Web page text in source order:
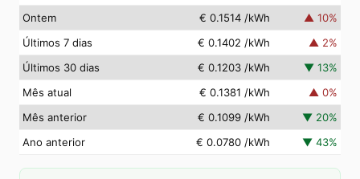
Ontem
€ 0.1514 /kWh ▲ 10%
Últimos 7 dias
€ 0.1402 /kWh ▲ 2%
Últimos 30 dias
€ 0.1203 /kWh ▼ 13%
Mês atual
€ 0.1381 /kWh ▲ 0%
Mês anterior
€ 0.1099 /kWh ▼ 20%
Ano anterior
€ 0.0780 /kWh ▼ 43%